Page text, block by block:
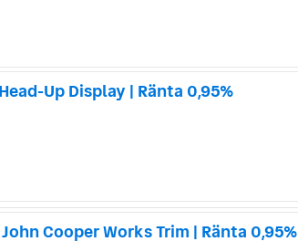
Up Display | Ränta 0,95%
Cooper Works Trim | Ränta 0,95%